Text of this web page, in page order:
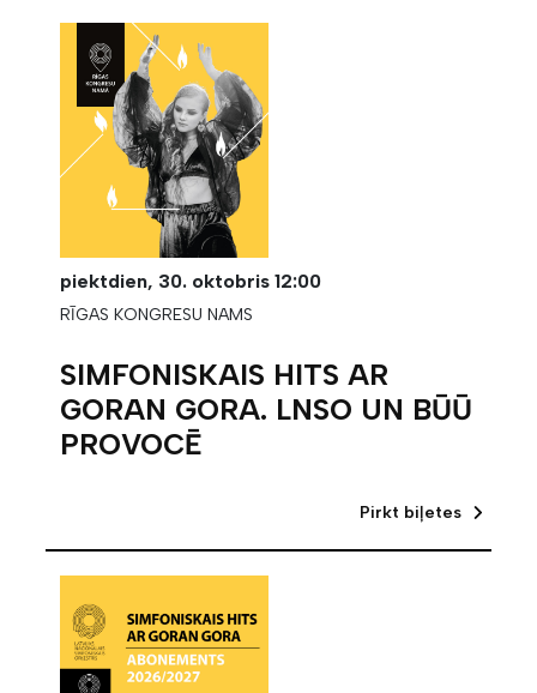
piektdien, 30. oktobris 12:00
RĪGAS KONGRESU NAMS
SIMFONISKAIS HITS AR
GORAN GORA. LNSO UN BŪŪ
PROVOCĒ
Pirkt biļetes